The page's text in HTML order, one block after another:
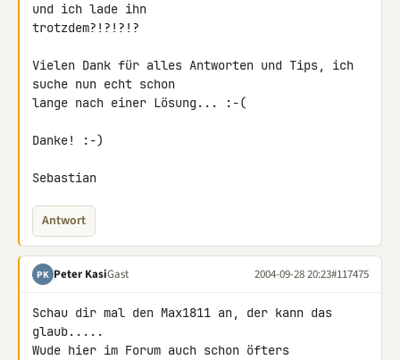
und ich lade ihn
trotzdem?!?!?!?
Vielen Dank für alles Antworten und Tips, ich
suche nun echt schon
lange nach einer Lösung... :-(
Danke! :-)
Sebastian
Antwort
PK Peter KasiGast 2004-09-28 20:23#117475
Schau dir mal den Max1811 an, der kann das
glaub.....
Wude hier im Forum auch schon öfters